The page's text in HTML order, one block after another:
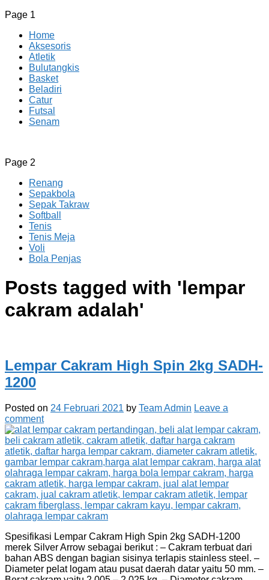
Page 1
Home
Aksesoris
Atletik
Bulutangkis
Basket
Beladiri
Catur
Futsal
Senam
CV JAYA BERSAMA Co Id
Menyediakan Semua Perlengkapan Olahraga Yang
Page 2
Renang
Sepakbola
Sepak Takraw
Softball
Tenis
Tenis Meja
Voli
Bola Penjas
Posts tagged with 'lempar
cakram adalah'
Lempar Cakram High Spin 2kg SADH-
1200
Posted on 24 Februari 2021 by Team Admin Leave a
comment
Spesifikasi Lempar Cakram High Spin 2kg SADH-1200
merek Silver Arrow sebagai berikut : – Cakram terbuat dari
bahan ABS dengan bagian sisinya terlapis stainless steel. –
Diameter pelat logam atau pusat daerah datar yaitu 50 mm. –